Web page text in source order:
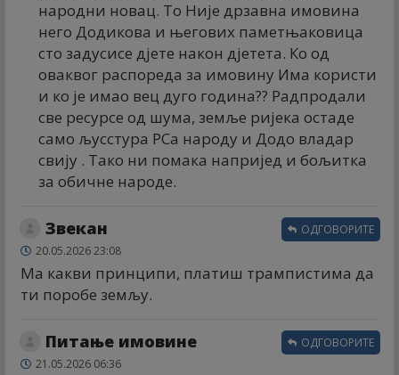
народни новац. То Није дрзавна имовина
него Додикова и његових паметњаковица
сто задусисе дјете након дјетета. Ко од
оваквог распореда за имовину Има користи
и ко је имао вец дуго година?? Радпродали
све ресурсе од шума, земље ријека остаде
само љусстура РСа народу и Додо владар
свију . Тако ни помака напријед и бољитка
за обичне народе.
Звекан
20.05.2026 23:08
Ма какви принципи, платиш трампистима да
ти поробе земљу.
ОДГОВОРИТЕ
Питање имовине
21.05.2026 06:36
ОДГОВОРИТЕ